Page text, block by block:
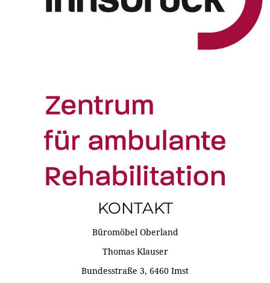
KONTAKT
Büromöbel Oberland
Thomas Klauser
Bundesstraße 3, 6460 Imst